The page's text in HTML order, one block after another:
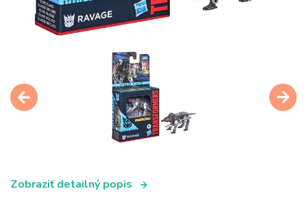
Zobraziť detailný popis